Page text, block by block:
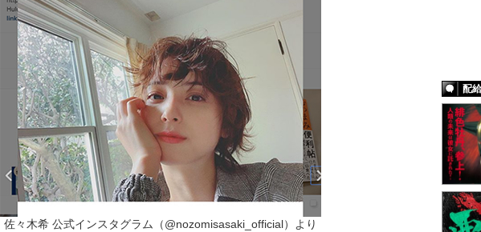
佐々木希 公式インスタグラム（@nozomisasaki_official）より
配